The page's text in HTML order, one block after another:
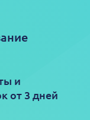
и
от 3 дней